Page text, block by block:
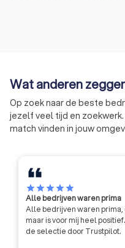
Wat anderen
Op zoek naar de beste
jezelf veel tijd en
match vinden in jouw
starstarstarstarstar
Alle bedrijven waren prima
Alle bedrijven waren
maar is voor mij heel
de selectie door Trustpilot.